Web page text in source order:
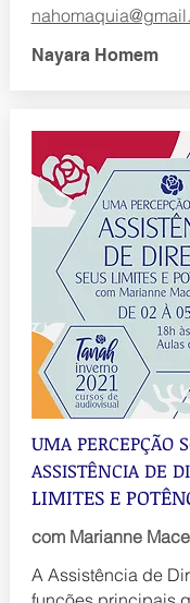
Nayara Homem
UMA PERCEPÇÃO
ASSISTÊNCIA DE
LIMITES E
com Marianne
A Assistência de